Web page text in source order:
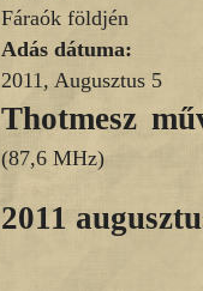
Fáraók földjén
Adás dátuma:
2011, Augusztus 5
Thotmesz
(87,6 MHz)
2011